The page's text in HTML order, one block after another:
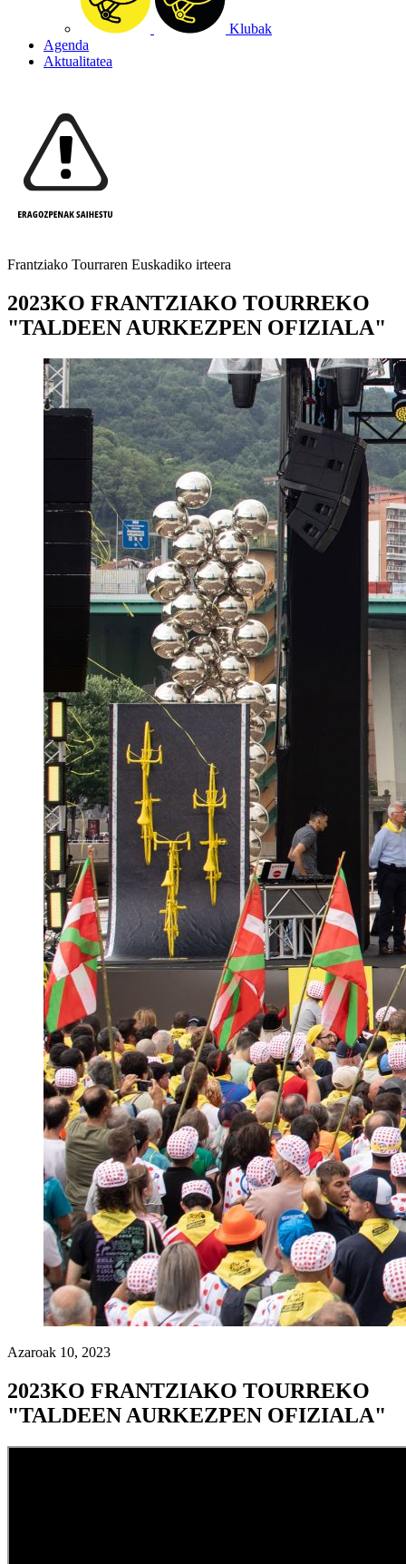
Klubak
Agenda
Aktualitatea
Frantziako Tourraren Euskadiko irteera
2023KO FRANTZIAKO TOURREKO
"TALDEEN AURKEZPEN OFIZIALA"
Azaroak 10, 2023
2023KO FRANTZIAKO TOURREKO
"TALDEEN AURKEZPEN OFIZIALA"